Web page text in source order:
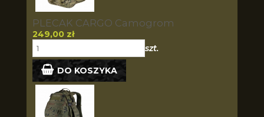
PLECAK CARGO Camogrom
249,00 zł
szt.
DO KOSZYKA